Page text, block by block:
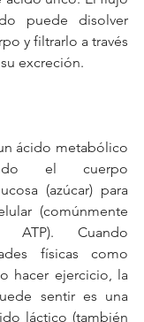
puede disolver
y filtrarlo a través
excreción.
ácido metabólico
el cuerpo
(azúcar) para
(comúnmente
ATP). Cuando
físicas como
hacer ejercicio, la
sentir es una
láctico (también